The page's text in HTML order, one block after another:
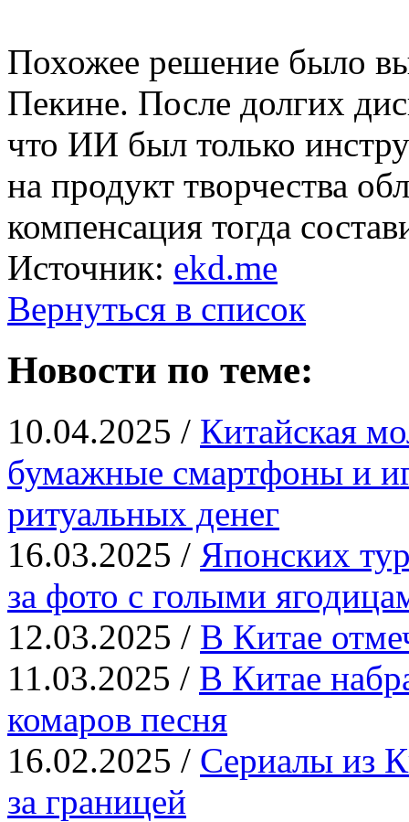
Похожее решение было
Пекине. После долгих
что ИИ был только
на продукт творчества
компенсация тогда
Источник: ekd.me
Вернуться в список
Новости по теме:
10.04.2025 / Китайская
бумажные смартфоны и
ритуальных денег
16.03.2025 / Японских
за фото с голыми
12.03.2025 / В Китае
11.03.2025 / В Китае
комаров песня
16.02.2025 / Сериалы из
за границей